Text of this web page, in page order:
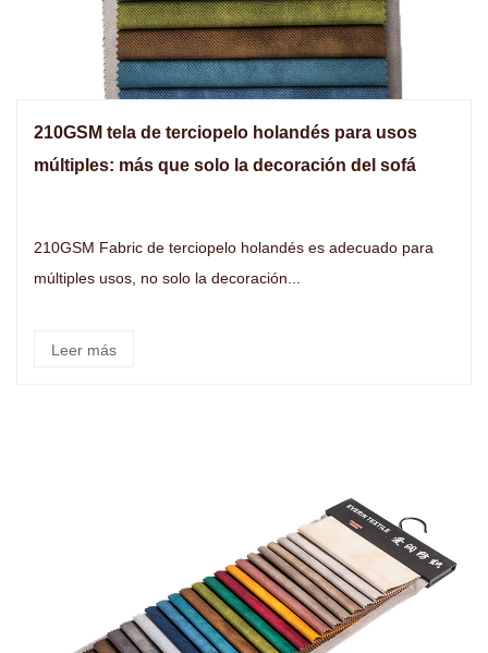
210GSM tela de terciopelo holandés para usos
múltiples: más que solo la decoración del sofá
210GSM Fabric de terciopelo holandés es adecuado para
múltiples usos, no solo la decoración...
Leer más